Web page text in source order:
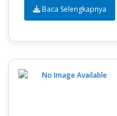
Baca Selengkapnya